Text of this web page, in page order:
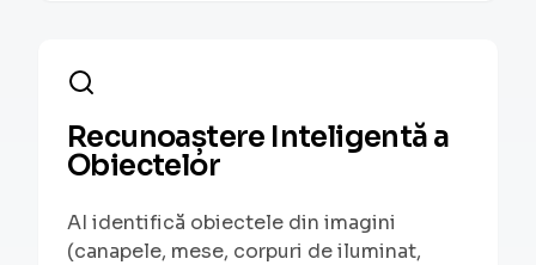
Recunoaștere Inteligentă a
Obiectelor
AI identifică obiectele din imagini
(canapele, mese, corpuri de iluminat,